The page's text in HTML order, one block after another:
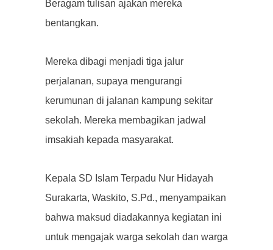
Beragam tulisan ajakan mereka
bentangkan.
Mereka dibagi menjadi tiga jalur
perjalanan, supaya mengurangi
kerumunan di jalanan kampung sekitar
sekolah. Mereka membagikan jadwal
imsakiah kepada masyarakat.
Kepala SD Islam Terpadu Nur Hidayah
Surakarta, Waskito, S.Pd., menyampaikan
bahwa maksud diadakannya kegiatan ini
untuk mengajak warga sekolah dan warga